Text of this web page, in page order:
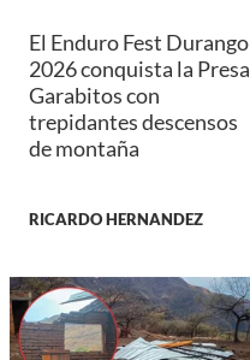
El Enduro Fest Durango
2026 conquista la Presa
Garabitos con
trepidantes descensos
de montaña
RICARDO HERNANDEZ